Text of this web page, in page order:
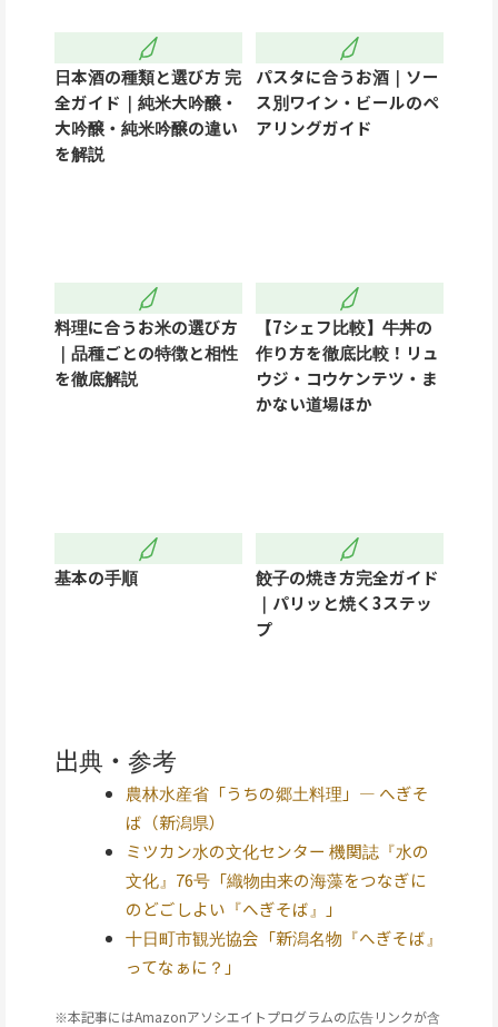
日本酒の種類と選び方 完
全ガイド｜純米大吟醸・
大吟醸・純米吟醸の違い
を解説
パスタに合うお酒｜ソー
ス別ワイン・ビールのペ
アリングガイド
料理に合うお米の選び方
｜品種ごとの特徴と相性
を徹底解説
【7シェフ比較】牛丼の
作り方を徹底比較！リュ
ウジ・コウケンテツ・ま
かない道場ほか
基本の手順
餃子の焼き方完全ガイド
｜パリッと焼く3ステッ
プ
出典・参考
農林水産省「うちの郷土料理」— へぎそ
ば（新潟県）
ミツカン水の文化センター 機関誌『水の
文化』76号「織物由来の海藻をつなぎに
のどごしよい『へぎそば』」
十日町市観光協会「新潟名物『へぎそば』
ってなぁに？」
※本記事にはAmazonアソシエイトプログラムの広告リンクが含